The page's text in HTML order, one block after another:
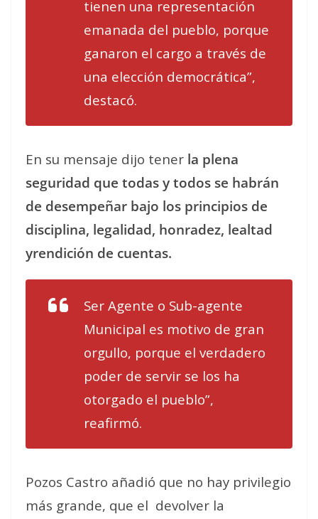
tienen una representación
emanada del pueblo, porque
ganaron el cargo a través de
una elección democrática”,
destacó.
En su mensaje dijo tener la plena
seguridad que todas y todos se habrán
de desempeñar bajo los principios de
disciplina, legalidad, honradez, lealtad
yrendición de cuentas.
Ser Agente o Sub-agente
Municipal es motivo de gran
orgullo, porque el verdadero
poder de servir se los ha
otorgado el pueblo”,
reafirmó.
Pozos Castro añadió que no hay privilegio
más grande, que el devolver la